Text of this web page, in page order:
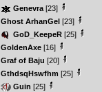
Genevra [23]
Ghost ArhanGel [23]
GoD_KeepeR [25]
GoldenAxe [16]
Graf of Baju [20]
GthdsqHswfhm [25]
Guin [25]